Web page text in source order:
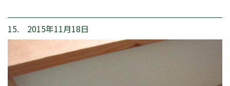
15. 2015年11月18日